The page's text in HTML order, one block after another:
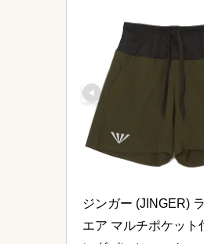
ジンガー (JINGER)
エア マルチポケット